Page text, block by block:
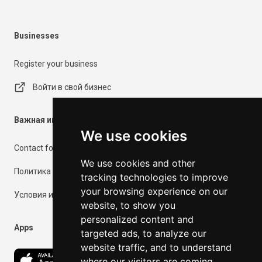
We use cookies
We use cookies and other
tracking technologies to improve
your browsing experience on our
website, to show you
personalized content and
targeted ads, to analyze our
website traffic, and to understand
Businesses
Register your business
Войти в свой бизнес
Важная информация
Contact form
Политика конфиденциальности
Условия использования
Apps